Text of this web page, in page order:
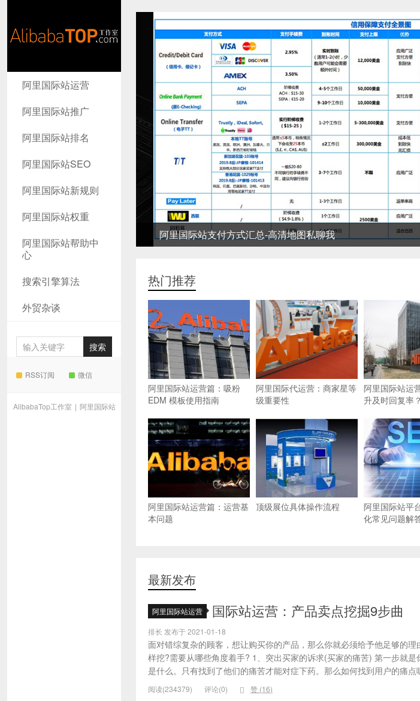
AlibabaTop
工作室
阿里国际站运营
阿里国际站推广
阿里国际站排名
阿里国际站SEO
阿里国际站新规则
阿里国际站权重
阿里国际站帮助中
心
搜索引擎算法
外贸杂谈
RSS订阅 微信
AlibabaTop工作室 | 阿里国际站
阿里国际站支付方式汇总-高清地图私聊我
热门推荐
阿里国际站运营篇：吸粉
EDM 模板使用指南
阿里国际代运营：商家星等
级重要性
阿里国际站运
升及时回复率？
阿里国际站运营篇：运营基
本问题
顶级展位具体操作流程
阿里国际站平
化常见问题解
最新发布
阿里国际站运营 国际站运营：产品卖点挖掘9步曲
排长 发布于 2021-01-18
面对错综复杂的顾客，想让购买你的产品，那么你就必须给予他足够的
样挖?需要从哪些角度着手? 1、突出买家的诉求(买家的痛苦) 第一步就
是什么。只有找到了他们的痛苦才能对症下药。那么如何找到用户的痛点
阅读(234379) 评论(0) 赞 (16)